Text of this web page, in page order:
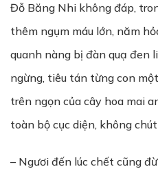
Đỗ Băng Nhi không đáp,
thêm ngụm máu lớn, năm
quanh nàng bị đàn quạ đen
ngừng, tiêu tán từng con
trên ngọn của cây hoa mai
toàn bộ cục diện, không
– Ngươi đến lúc chết cũng